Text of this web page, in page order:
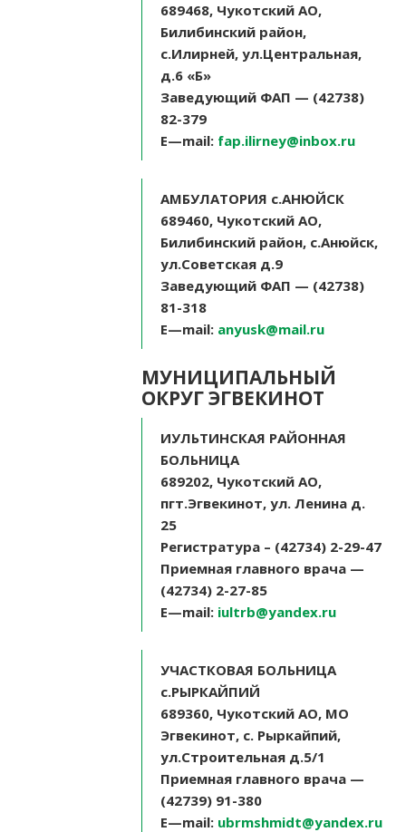
689468, Чукотский АО,
Билибинский район,
с.Илирней, ул.Центральная,
д.6 «Б»
Заведующий ФАП — (42738)
82-379
E—mail: fap.ilirney@inbox.ru
АМБУЛАТОРИЯ с.АНЮЙСК
689460, Чукотский АО,
Билибинский район, с.Анюйск,
ул.Советская д.9
Заведующий ФАП — (42738)
81-318
E—mail: anyusk@mail.ru
МУНИЦИПАЛЬНЫЙ
ОКРУГ ЭГВЕКИНОТ
ИУЛЬТИНСКАЯ РАЙОННАЯ
БОЛЬНИЦА
689202, Чукотский АО,
пгт.Эгвекинот, ул. Ленина д.
25
Регистратура – (42734) 2-29-47
Приемная главного врача —
(42734) 2-27-85
E—mail: iultrb@yandex.ru
УЧАСТКОВАЯ БОЛЬНИЦА
с.РЫРКАЙПИЙ
689360, Чукотский АО, МО
Эгвекинот, с. Рыркайпий,
ул.Строительная д.5/1
Приемная главного врача —
(42739) 91-380
E—mail: ubrmshmidt@yandex.ru